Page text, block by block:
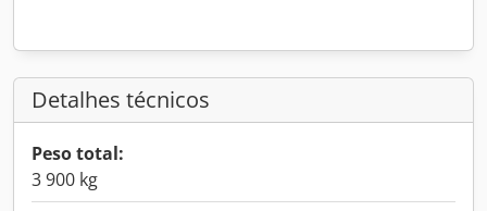
Detalhes técnicos
Peso total:
3 900 kg